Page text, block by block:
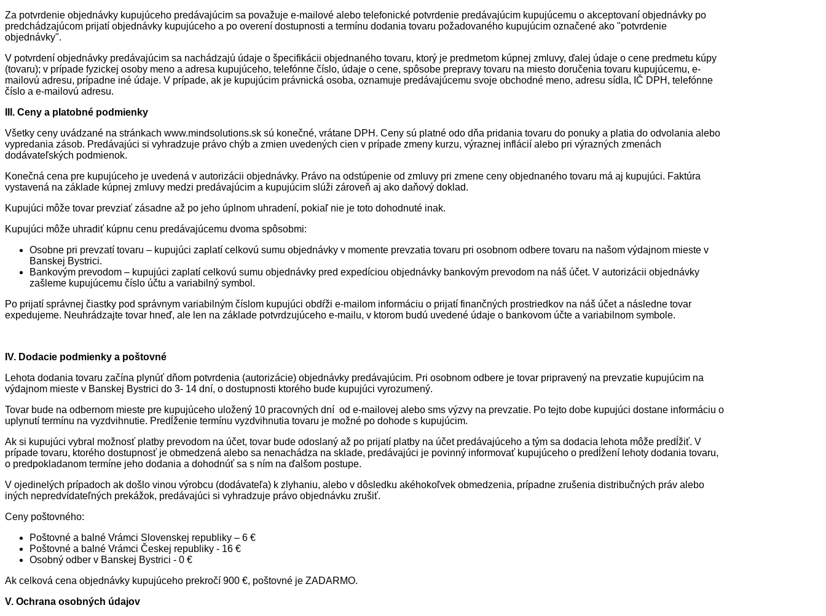
Za potvrdenie objednávky kupujúceho predávajúcim sa považuje e-mailové alebo telefonické potvrdenie predávajúcim kupujúcemu o akceptovaní objednávky po
predchádzajúcom prijatí objednávky kupujúceho a po overení dostupnosti a termínu dodania tovaru požadovaného kupujúcim označené ako "potvrdenie
objednávky".
V potvrdení objednávky predávajúcim sa nachádzajú údaje o špecifikácii objednaného tovaru, ktorý je predmetom kúpnej zmluvy, ďalej údaje o cene predmetu kúpy
(tovaru); v prípade fyzickej osoby meno a adresa kupujúceho, telefónne číslo, údaje o cene, spôsobe prepravy tovaru na miesto doručenia tovaru kupujúcemu, e-
mailovú adresu, prípadne iné údaje. V prípade, ak je kupujúcim právnická osoba, oznamuje predávajúcemu svoje obchodné meno, adresu sídla, IČ DPH, telefónne
číslo a e-mailovú adresu.
III. Ceny a platobné podmienky
Všetky ceny uvádzané na stránkach www.mindsolutions.sk sú konečné, vrátane DPH. Ceny sú platné odo dňa pridania tovaru do ponuky a platia do odvolania alebo
vypredania zásob. Predávajúci si vyhradzuje právo chýb a zmien uvedených cien v prípade zmeny kurzu, výraznej inflácií alebo pri výrazných zmenách
dodávateľských podmienok.
Konečná cena pre kupujúceho je uvedená v autorizácii objednávky. Právo na odstúpenie od zmluvy pri zmene ceny objednaného tovaru má aj kupujúci. Faktúra
vystavená na základe kúpnej zmluvy medzi predávajúcim a kupujúcim slúži zároveň aj ako daňový doklad.
Kupujúci môže tovar prevziať zásadne až po jeho úplnom uhradení, pokiaľ nie je toto dohodnuté inak.
Kupujúci môže uhradiť kúpnu cenu predávajúcemu dvoma spôsobmi:
Osobne pri prevzatí tovaru – kupujúci zaplatí celkovú sumu objednávky v momente prevzatia tovaru pri osobnom odbere tovaru na našom výdajnom mieste v
Banskej Bystrici.
Bankovým prevodom – kupujúci zaplatí celkovú sumu objednávky pred expedíciou objednávky bankovým prevodom na náš účet. V autorizácii objednávky
zašleme kupujúcemu číslo účtu a variabilný symbol.
Po prijatí správnej čiastky pod správnym variabilným číslom kupujúci obdŕži e-mailom informáciu o prijatí finančných prostriedkov na náš účet a následne tovar
expedujeme. Neuhrádzajte tovar hneď, ale len na základe potvrdzujúceho e-mailu, v ktorom budú uvedené údaje o bankovom účte a variabilnom symbole.
IV. Dodacie podmienky a poštovné
Lehota dodania tovaru začína plynúť dňom potvrdenia (autorizácie) objednávky predávajúcim. Pri osobnom odbere je tovar pripravený na prevzatie kupujúcim na
výdajnom mieste v Banskej Bystrici do 3- 14 dní, o dostupnosti ktorého bude kupujúci vyrozumený.
Tovar bude na odbernom mieste pre kupujúceho uložený 10 pracovných dní od e-mailovej alebo sms výzvy na prevzatie. Po tejto dobe kupujúci dostane informáciu o
uplynutí termínu na vyzdvihnutie. Predĺženie termínu vyzdvihnutia tovaru je možné po dohode s kupujúcim.
Ak si kupujúci vybral možnosť platby prevodom na účet, tovar bude odoslaný až po prijatí platby na účet predávajúceho a tým sa dodacia lehota môže predĺžiť. V
prípade tovaru, ktorého dostupnosť je obmedzená alebo sa nenachádza na sklade, predávajúci je povinný informovať kupujúceho o predĺžení lehoty dodania tovaru,
o predpokladanom termíne jeho dodania a dohodnúť sa s ním na ďalšom postupe.
V ojedinelých prípadoch ak došlo vinou výrobcu (dodávateľa) k zlyhaniu, alebo v dôsledku akéhokoľvek obmedzenia, prípadne zrušenia distribučných práv alebo
iných nepredvídateľných prekážok, predávajúci si vyhradzuje právo objednávku zrušiť.
Ceny poštovného:
Poštovné a balné Vrámci Slovenskej republiky – 6 €
Poštovné a balné Vrámci Českej republiky - 16 €
Osobný odber v Banskej Bystrici - 0 €
Ak celková cena objednávky kupujúceho prekročí 900 €, poštovné je ZADARMO.
V. Ochrana osobných údajov